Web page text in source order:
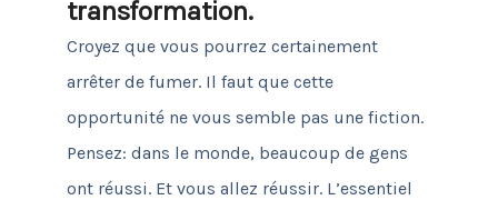
transformation.
Croyez que vous pourrez certainement
arrêter de fumer. Il faut que cette
opportunité ne vous semble pas une fiction.
Pensez: dans le monde, beaucoup de gens
ont réussi. Et vous allez réussir. L’essentiel